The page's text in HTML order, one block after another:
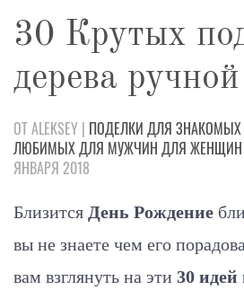
30 Крутых
дерева
ОТ ALEKSEY | ПОДЕЛКИ ДЛЯ ЗНАКОМЫХ
ЛЮБИМЫХДЛЯ МУЖЧИН ДЛЯ ЖЕНЩИН
ЯНВАРЯ 2018
Близится День Рождение
вы не знаете чем его
вам взглянуть на эти 30 идей